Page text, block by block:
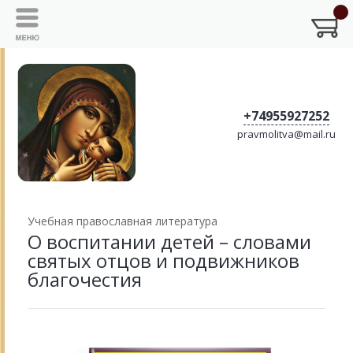
+74955927252
pravmolitva@mail.ru
Учебная православная литература
О воспитании детей – словами
святых отцов и подвижников
благочестия